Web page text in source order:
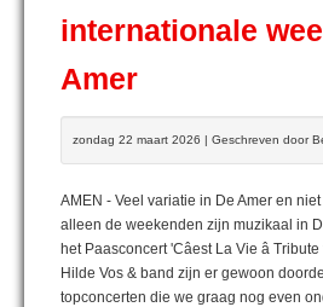
internationale
Amer
zondag 22 maart 2026 | Geschreven door
AMEN - Veel variatie in De Amer en
alleen de weekenden zijn muzikaal in
het Paasconcert 'Câest La Vie â
Hilde Vos & band zijn er gewoon
topconcerten die we graag nog even